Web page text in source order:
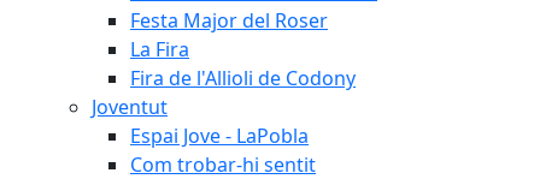
Festa Major del Roser
La Fira
Fira de l'Allioli de Codony
Joventut
Espai Jove - LaPobla
Com trobar-hi sentit